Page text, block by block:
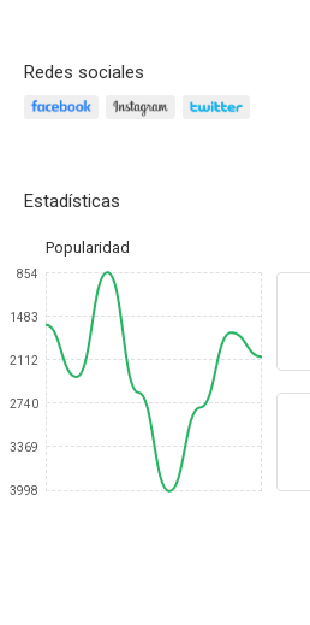
Redes sociales
Estadísticas
Popularidad
854
1483
2112
2740
3369
3998